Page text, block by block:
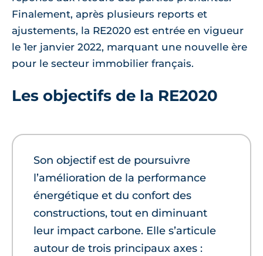
Finalement, après plusieurs reports et
ajustements, la RE2020 est entrée en vigueur
le 1er janvier 2022, marquant une nouvelle ère
pour le secteur immobilier français.
Les objectifs de la RE2020
Son objectif est de poursuivre
l’amélioration de la performance
énergétique et du confort des
constructions, tout en diminuant
leur impact carbone. Elle s’articule
autour de trois principaux axes :